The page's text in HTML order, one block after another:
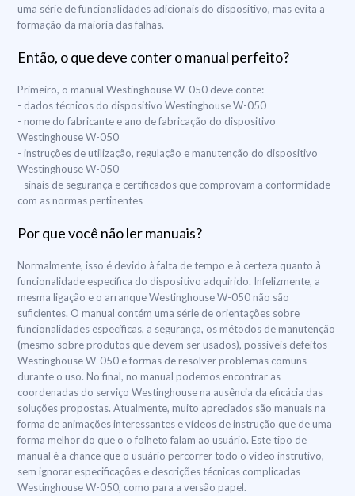
uma série de funcionalidades adicionais do dispositivo, mas evita a
formação da maioria das falhas.
Então, o que deve conter o manual perfeito?
Primeiro, o manual Westinghouse W-050 deve conte:
- dados técnicos do dispositivo Westinghouse W-050
- nome do fabricante e ano de fabricação do dispositivo
Westinghouse W-050
- instruções de utilização, regulação e manutenção do dispositivo
Westinghouse W-050
- sinais de segurança e certificados que comprovam a conformidade
com as normas pertinentes
Por que você não ler manuais?
Normalmente, isso é devido à falta de tempo e à certeza quanto à
funcionalidade específica do dispositivo adquirido. Infelizmente, a
mesma ligação e o arranque Westinghouse W-050 não são
suficientes. O manual contém uma série de orientações sobre
funcionalidades específicas, a segurança, os métodos de manutenção
(mesmo sobre produtos que devem ser usados), possíveis defeitos
Westinghouse W-050 e formas de resolver problemas comuns
durante o uso. No final, no manual podemos encontrar as
coordenadas do serviço Westinghouse na ausência da eficácia das
soluções propostas. Atualmente, muito apreciados são manuais na
forma de animações interessantes e vídeos de instrução que de uma
forma melhor do que o o folheto falam ao usuário. Este tipo de
manual é a chance que o usuário percorrer todo o vídeo instrutivo,
sem ignorar especificações e descrições técnicas complicadas
Westinghouse W-050, como para a versão papel.